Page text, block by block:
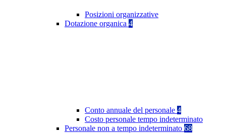
Posizioni organizzative
Dotazione organica 4
Conto annuale del personale 4
Costo personale tempo indeterminato
Personale non a tempo indeterminato 68